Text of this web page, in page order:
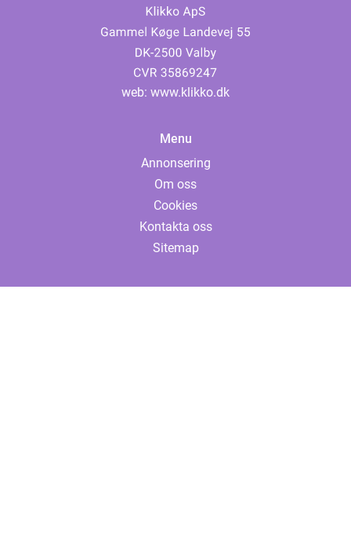
web: www.klikko.dk
Menu
Annonsering
Om oss
Cookies
Kontakta oss
Sitemap